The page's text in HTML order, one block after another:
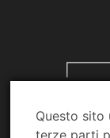
Questo
terze parti